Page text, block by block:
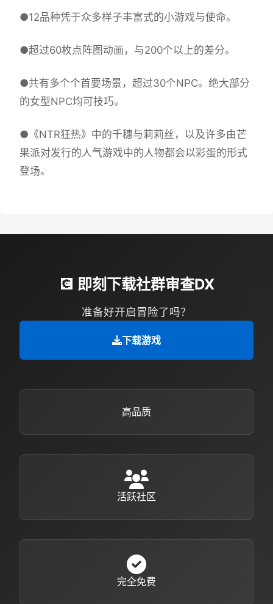
●12品种凭于众多样子丰富式的小游戏与使命。
●超过60枚点阵图动画，与200个以上的差分。
●共有多个个首要场景，超过30个NPC。绝大部分
的女型NPC均可技巧。
●《NTR狂热》中的千穗与莉莉丝，以及许多由芒
果派对发行的人气游戏中的人物都会以彩蛋的形式
登场。
💽 即刻下载社群审查DX
准备好开启冒险了吗？
下载游戏
高品质
活跃社区
完全免费